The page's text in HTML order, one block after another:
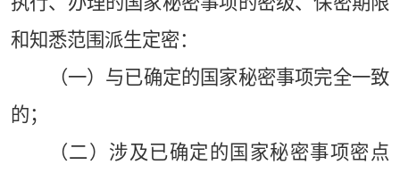
和知悉范围派生定密：
（一）与已确定的国家秘密事项完全一致
的；
（二）涉及已确定的国家秘密事项密点